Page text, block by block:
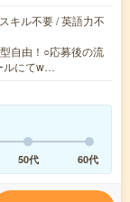
キル不要 / 英語力不
自由！○応募後の流
ルにてw…
50代 60代